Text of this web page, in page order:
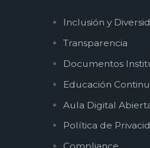
Inclusión y
Transparencia
Documentos
Educación
Aula Digital
Política de